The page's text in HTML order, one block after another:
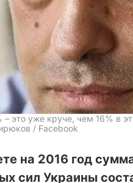
это уже круче, чем 16% в
/ Facebook
на 2016 год
сил Украины